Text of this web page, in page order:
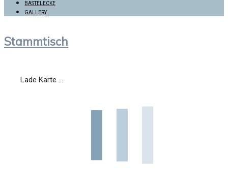
BASTELECKE
GALLERY
Stammtisch
Lade Karte ...